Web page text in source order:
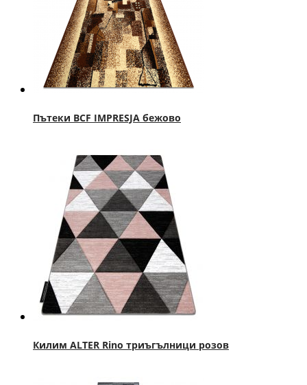
Пътеки BCF IMPRESJA бежово
Килим ALTER Rino триъгълници розов